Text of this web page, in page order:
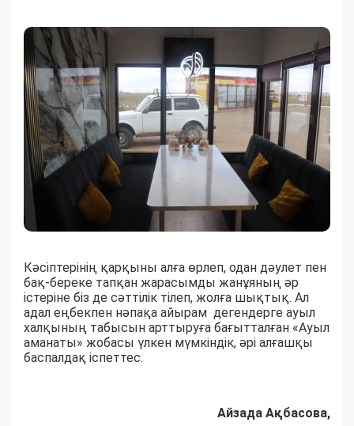
Кәсіптерінің қарқыны алға өрлеп, одан дәулет пен
бақ-береке тапқан жарасымды жанұяның әр
істеріне біз де сәттілік тілеп, жолға шықтық. Ал
адал еңбекпен нәпақа айырам дегендерге ауыл
халқының табысын арттыруға бағытталған «Ауыл
аманаты» жобасы үлкен мүмкіндік, әрі алғашқы
баспалдақ іспеттес.
Айзада Ақбасова,